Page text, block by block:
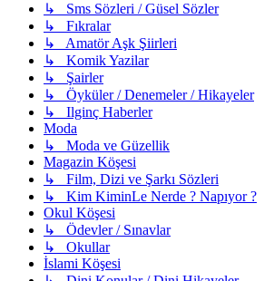
↳ Sms Sözleri / Güsel Sözler
↳ Fıkralar
↳ Amatör Aşk Şiirleri
↳ Komik Yazilar
↳ Şairler
↳ Öyküler / Denemeler / Hikayeler
↳ Ilginç Haberler
Moda
↳ Moda ve Güzellik
Magazin Köşesi
↳ Film, Dizi ve Şarkı Sözleri
↳ Kim KiminLe Nerde ? Napıyor ?
Okul Köşesi
↳ Ödevler / Sınavlar
↳ Okullar
İslami Köşesi